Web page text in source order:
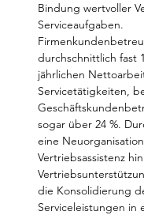
Bindung wertvoller
Serviceaufgaben.
durchschnittlich fast
jährlichen
Servicetätigkeiten,
sogar über 24 %.
eine
Vertriebsassistenz
die Konsolidierung
Serviceleistungen in